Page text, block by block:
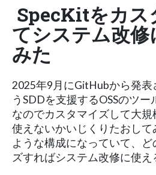
SpecKitをカス
てシステム改修
みた
2025年9月にGitHubから発表
うSDDを支援するOSSのツー
なのでカスタマイズして大
使えないかいじくりたおして
ような構成になっていて、
ズすればシステム改修に使え